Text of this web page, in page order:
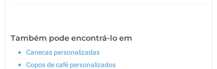
Também pode encontrá-lo em
Canecas personalizadas
Copos de café personalizados